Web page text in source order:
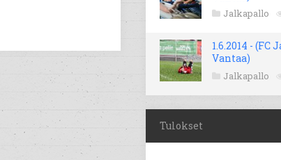
Jalkapallo
1.6.2014 - (FC
Vantaa)
Jalkapallo
Tulokset